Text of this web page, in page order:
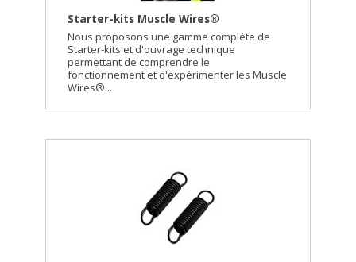
Starter-kits Muscle Wires®
Nous proposons une gamme complète de
Starter-kits et d'ouvrage technique
permettant de comprendre le
fonctionnement et d'expérimenter les Muscle
Wires®...